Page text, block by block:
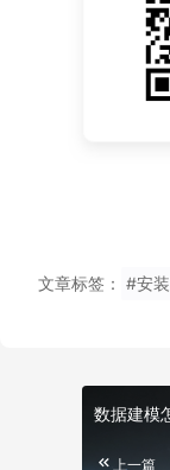
文章标签：
数据建模
上一篇